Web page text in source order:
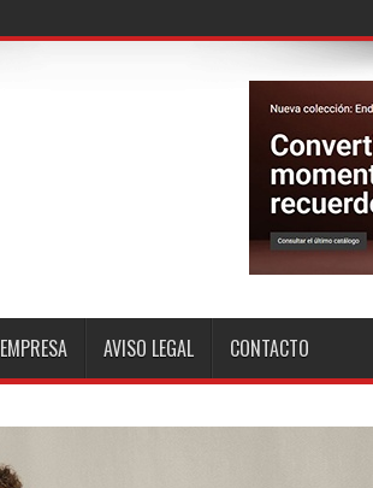
EMPRESA AVISO LEGAL CONTACTO